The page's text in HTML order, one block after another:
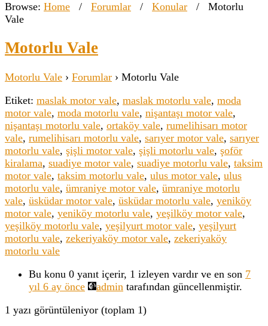
Browse: Home / Forumlar / Konular /
Motorlu
Vale
Motorlu Vale
Motorlu Vale › Forumlar › Motorlu Vale
Etiket: maslak motor vale, maslak motorlu vale, moda
motor vale, moda motorlu vale, nişantaşı motor vale,
nişantaşı motorlu vale, ortaköy vale, rumelihisarı motor
vale, rumelihisarı motorlu vale, sarıyer motor vale, sarıyer
motorlu vale, şişli motor vale, şişli motorlu vale, şoför
kiralama, suadiye motor vale, suadiye motorlu vale, taksim
motor vale, taksim motorlu vale, ulus motor vale, ulus
motorlu vale, ümraniye motor vale, ümraniye motorlu
vale, üsküdar motor vale, üsküdar motorlu vale, yeniköy
motor vale, yeniköy motorlu vale, yeşilköy motor vale,
yeşilköy motorlu vale, yeşilyurt motor vale, yeşilyurt
motorlu vale, zekeriyaköy motor vale, zekeriyaköy
motorlu vale
Bu konu 0 yanıt içerir, 1 izleyen vardır ve en son 7
yıl 6 ay önce
admin tarafından güncellenmiştir.
1 yazı görüntüleniyor (toplam 1)